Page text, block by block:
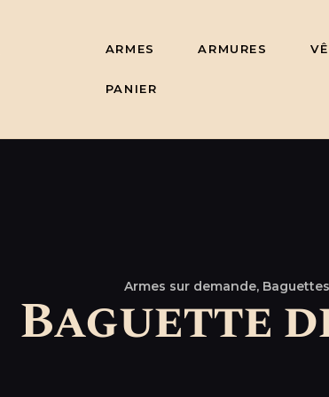
ARMES ARMURES
PANIER
Armes sur demande,
Baguette